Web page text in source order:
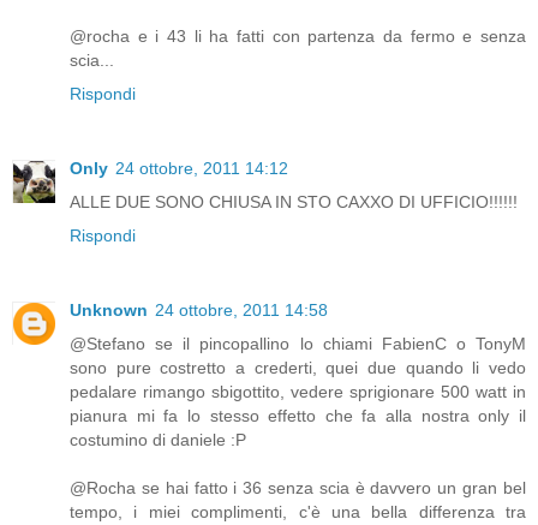
@rocha e i 43 li ha fatti con partenza da fermo e senza
scia...
Rispondi
Only 24 ottobre, 2011 14:12
ALLE DUE SONO CHIUSA IN STO CAXXO DI UFFICIO!!!!!!
Rispondi
Unknown 24 ottobre, 2011 14:58
@Stefano se il pincopallino lo chiami FabienC o TonyM
sono pure costretto a crederti, quei due quando li vedo
pedalare rimango sbigottito, vedere sprigionare 500 watt in
pianura mi fa lo stesso effetto che fa alla nostra only il
costumino di daniele :P
@Rocha se hai fatto i 36 senza scia è davvero un gran bel
tempo, i miei complimenti, c'è una bella differenza tra